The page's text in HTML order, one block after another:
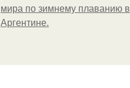
мира по зимнему плаванию в
Аргентине.